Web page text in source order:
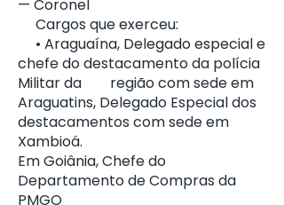
— Coronel
Cargos que exerceu:
• Araguaína, Delegado especial e
chefe do destacamento da polícia
Militar da região com sede em
Araguatins, Delegado Especial dos
destacamentos com sede em
Xambioá.
Em Goiânia, Chefe do
Departamento de Compras da
PMGO